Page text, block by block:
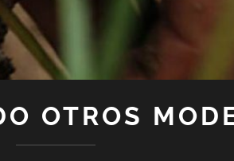
OTROS